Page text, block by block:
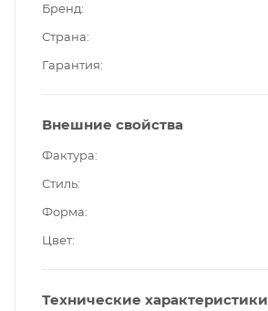
Бренд
Страна
Гарантия
Внешние свойства
Фактура
Стиль
Форма
Цвет
Технические характеристики